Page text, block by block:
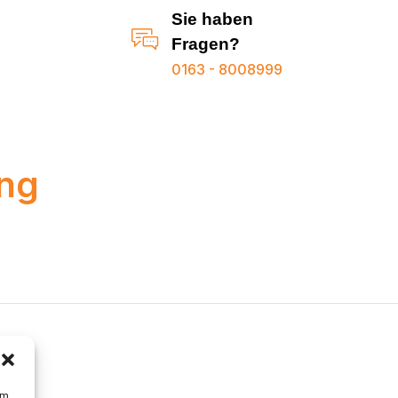
Sie haben
Fragen?
0163 - 8008999